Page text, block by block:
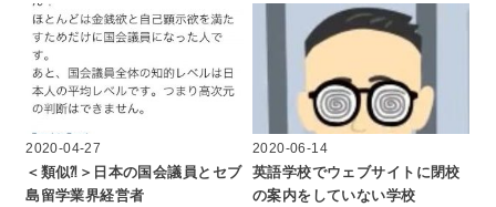
2020-04-27
＜類似⁈＞日本の国会議員とセブ
島留学業界経営者
2020-06-14
英語学校でウェブサイトに閉校
の案内をしていない学校